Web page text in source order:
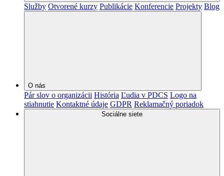
Služby Otvorené kurzy Publikácie Konferencie Projekty Blog
O nás
Pár slov o organizácii História Ľudia v PDCS Logo na
stiahnutie Kontaktné údaje GDPR Reklamačný poriadok
Sociálne siete